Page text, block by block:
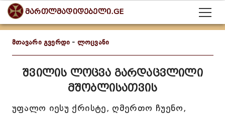
მართლმადიდებელი.GE
მთავარი გვერდი - ლოცვანი
შვილის ლოცვა გარდაცვლილი
მშობლისათვის
უფალო იესუ ქრისტე, ღმერთო ჩუენო,